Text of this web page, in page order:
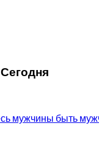
Сегодня